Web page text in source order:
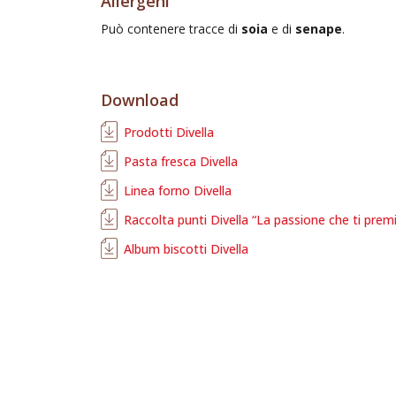
Può contenere tracce di soia e di senape.
Download
Prodotti Divella
Pasta fresca Divella
Linea forno Divella
Raccolta punti Divella “La passione che ti
Album biscotti Divella